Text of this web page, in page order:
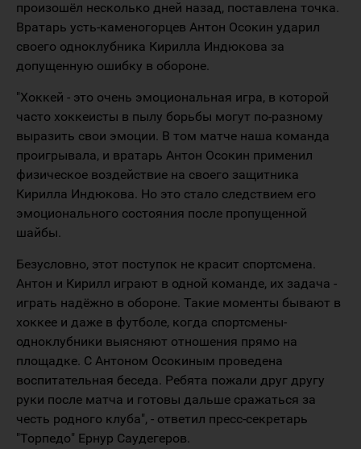
произошёл несколько дней назад, поставлена точка.
Вратарь усть-каменогорцев Антон Осокин ударил
своего одноклубника Кирилла Индюкова за
допущенную ошибку в обороне.
"Хоккей - это очень эмоциональная игра, в которой
часто хоккеисты в пылу борьбы могут по-разному
выразить свои эмоции. В том матче наша команда
проигрывала, и вратарь Антон Осокин применил
физическое воздействие на своего защитника
Кирилла Индюкова. Но это стало следствием его
эмоционального состояния после пропущенной
шайбы.
Безусловно, этот поступок не красит спортсмена.
Антон и Кирилл играют в одной команде, их задача -
играть надёжно в обороне. Такие моменты бывают в
хоккее и даже в футболе, когда спортсмены-
одноклубники выясняют отношения прямо на
площадке. С Антоном Осокиным проведена
воспитательная беседа. Ребята пожали друг другу
руки после матча и готовы дальше сражаться за
честь родного клуба", - ответил пресс-секретарь
"Торпедо" Ернур Саудегеров.